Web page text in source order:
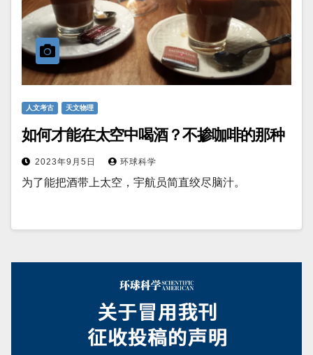
人文考古 天文物理
如何才能在太空中喝酒？不掺咖啡的那种
2023年9月5日 环球科学
为了能把酒带上太空，宇航员简直绞尽脑汁。